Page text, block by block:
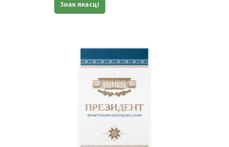
Знак якасці